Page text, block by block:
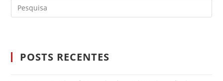
POSTS RECENTES